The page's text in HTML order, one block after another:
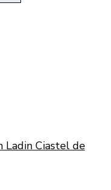
Ladin Ciastel de